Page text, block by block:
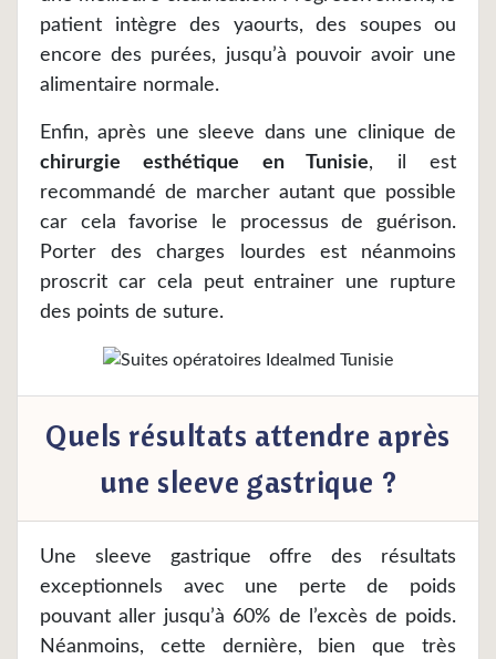
patient intègre des yaourts, des soupes ou
encore des purées, jusqu’à pouvoir avoir une
alimentaire normale.
Enfin, après une sleeve dans une clinique de
chirurgie esthétique en Tunisie, il est
recommandé de marcher autant que possible
car cela favorise le processus de guérison.
Porter des charges lourdes est néanmoins
proscrit car cela peut entrainer une rupture
des points de suture.
Quels résultats attendre après
une sleeve gastrique ?
Une sleeve gastrique offre des résultats
exceptionnels avec une perte de poids
pouvant aller jusqu’à 60% de l’excès de poids.
Néanmoins, cette dernière, bien que très